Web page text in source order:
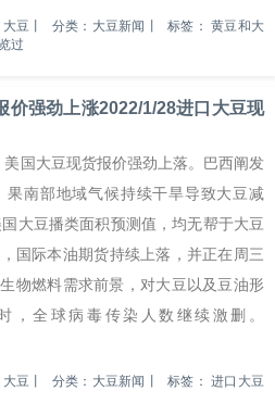
大豆 分类：大豆新闻 标签：黄豆和大
过
价强劲上涨2022/1/28进口大豆现
国大豆现货报价强劲上落。巴西阐发
果南部地域气候持续干旱导致大豆减
大豆播类面积预测值，均无帮于大豆
国际本油期货持续上落，并正在周三
物燃料需求前景，对大豆以及豆油形
全球病毒传染人数继续激删。
大豆 分类：大豆新闻 标签：进口大豆